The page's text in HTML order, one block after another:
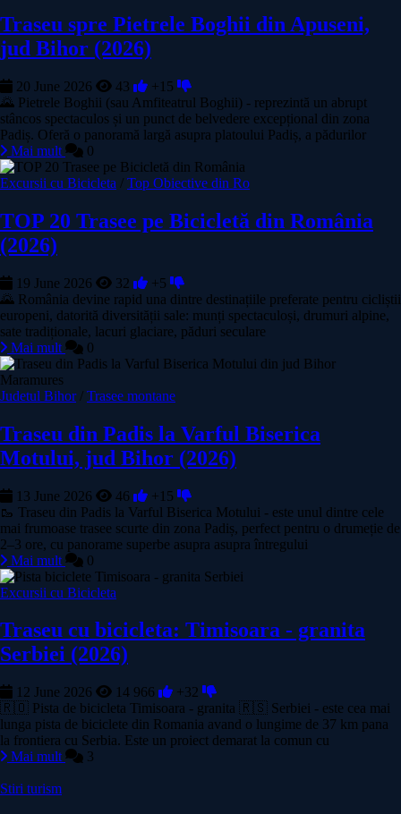
Traseu spre Pietrele Boghii din Apuseni,
jud Bihor (2026)
20 June 2026 43
+15
🌄 Pietrele Boghii (sau Amfiteatrul Boghii) - reprezintă un abrupt
stâncos spectaculos și un punct de belvedere excepțional din zona
Padiș. Oferă o panoramă largă asupra platoului Padiș, a pădurilor
Mai mult
0
Excursii cu Bicicleta / Top Obiective din Ro
TOP 20 Trasee pe Bicicletă din România
(2026)
19 June 2026 32
+5
🌄 România devine rapid una dintre destinațiile preferate pentru cicliștii
europeni, datorită diversității sale: munți spectaculoși, drumuri alpine,
sate tradiționale, lacuri glaciare, păduri seculare
Mai mult
0
Maramures
Judetul Bihor/ Trasee montane
Traseu din Padis la Varful Biserica
Motului, jud Bihor (2026)
13 June 2026 46
+15
🥾 Traseu din Padis la Varful Biserica Motului - este unul dintre cele
mai frumoase trasee scurte din zona Padiș, perfect pentru o drumeție de
2–3 ore, cu panorame superbe asupra asupra întregului
Mai mult
0
Excursii cu Bicicleta
Traseu cu bicicleta: Timisoara - granita
Serbiei (2026)
12 June 2026 14 966
+32
🇷🇴 Pista de bicicleta Timisoara - granita 🇷🇸 Serbiei - este cea mai
lunga pista de biciclete din Romania avand o lungime de 37 km pana
la frontiera cu Serbia. Este un proiect demarat la comun cu
Mai mult
3
Stiri turism